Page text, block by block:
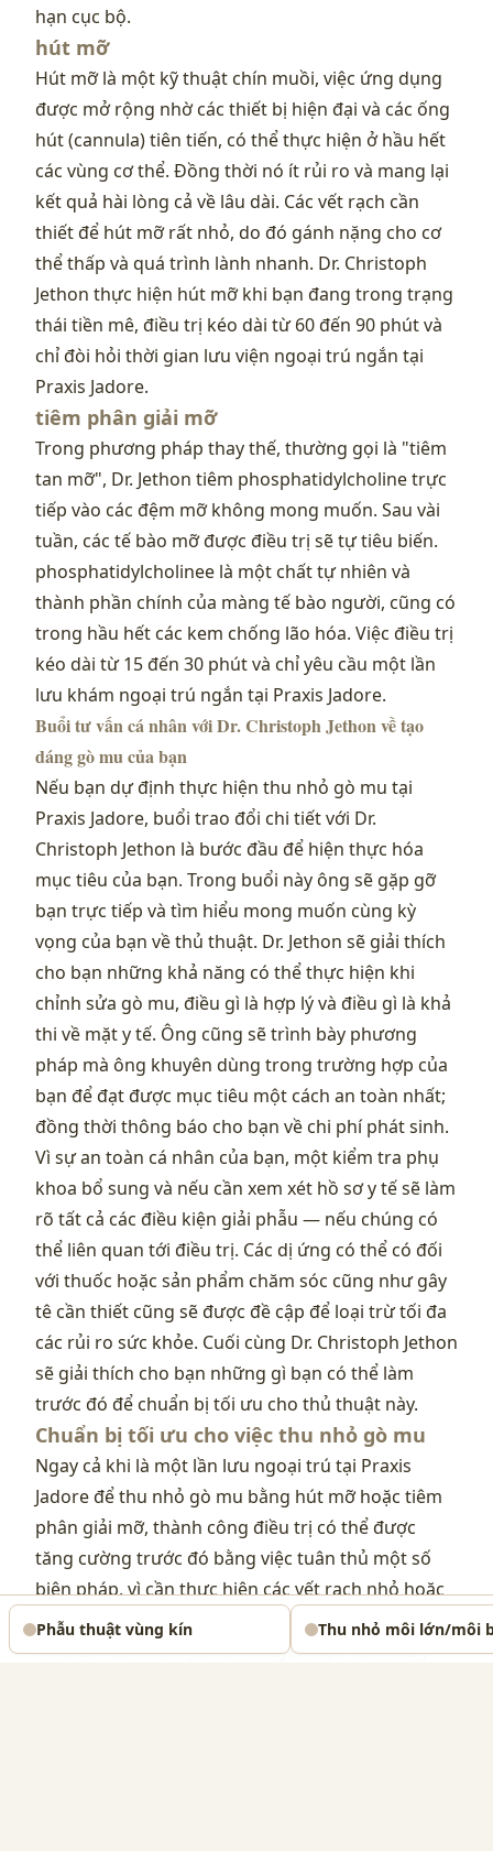
Phẫu thuật vùng kín Thu nhỏ môi lớn/môi
hạn cục bộ.
hút mỡ
Hút mỡ là một kỹ thuật chín muồi, việc ứng dụng
được mở rộng nhờ các thiết bị hiện đại và các ống
hút (cannula) tiên tiến, có thể thực hiện ở hầu hết
các vùng cơ thể. Đồng thời nó ít rủi ro và mang lại
kết quả hài lòng cả về lâu dài. Các vết rạch cần
thiết để hút mỡ rất nhỏ, do đó gánh nặng cho cơ
thể thấp và quá trình lành nhanh. Dr. Christoph
Jethon thực hiện hút mỡ khi bạn đang trong trạng
thái tiền mê, điều trị kéo dài từ 60 đến 90 phút và
chỉ đòi hỏi thời gian lưu viện ngoại trú ngắn tại
Praxis Jadore.
tiêm phân giải mỡ
Trong phương pháp thay thế, thường gọi là "tiêm
tan mỡ", Dr. Jethon tiêm phosphatidylcholine trực
tiếp vào các đệm mỡ không mong muốn. Sau vài
tuần, các tế bào mỡ được điều trị sẽ tự tiêu biến.
phosphatidylcholinee là một chất tự nhiên và
thành phần chính của màng tế bào người, cũng có
trong hầu hết các kem chống lão hóa. Việc điều trị
kéo dài từ 15 đến 30 phút và chỉ yêu cầu một lần
lưu khám ngoại trú ngắn tại Praxis Jadore.
Buổi tư vấn cá nhân với Dr. Christoph Jethon về tạo
dáng gò mu của bạn
Nếu bạn dự định thực hiện thu nhỏ gò mu tại
Praxis Jadore, buổi trao đổi chi tiết với Dr.
Christoph Jethon là bước đầu để hiện thực hóa
mục tiêu của bạn. Trong buổi này ông sẽ gặp gỡ
bạn trực tiếp và tìm hiểu mong muốn cùng kỳ
vọng của bạn về thủ thuật. Dr. Jethon sẽ giải thích
cho bạn những khả năng có thể thực hiện khi
chỉnh sửa gò mu, điều gì là hợp lý và điều gì là khả
thi về mặt y tế. Ông cũng sẽ trình bày phương
pháp mà ông khuyên dùng trong trường hợp của
bạn để đạt được mục tiêu một cách an toàn nhất;
đồng thời thông báo cho bạn về chi phí phát sinh.
Vì sự an toàn cá nhân của bạn, một kiểm tra phụ
khoa bổ sung và nếu cần xem xét hồ sơ y tế sẽ làm
rõ tất cả các điều kiện giải phẫu — nếu chúng có
thể liên quan tới điều trị. Các dị ứng có thể có đối
với thuốc hoặc sản phẩm chăm sóc cũng như gây
tê cần thiết cũng sẽ được đề cập để loại trừ tối đa
các rủi ro sức khỏe. Cuối cùng Dr. Christoph Jethon
sẽ giải thích cho bạn những gì bạn có thể làm
trước đó để chuẩn bị tối ưu cho thủ thuật này.
Chuẩn bị tối ưu cho việc thu nhỏ gò mu
Ngay cả khi là một lần lưu ngoại trú tại Praxis
Jadore để thu nhỏ gò mu bằng hút mỡ hoặc tiêm
phân giải mỡ, thành công điều trị có thể được
tăng cường trước đó bằng việc tuân thủ một số
biện pháp, vì cần thực hiện các vết rạch nhỏ hoặc
chích vào mô vùng kín, sau đó phải lành nhanh và
an toàn. Do đó Dr. Jethon khuyên bạn nên chú ý